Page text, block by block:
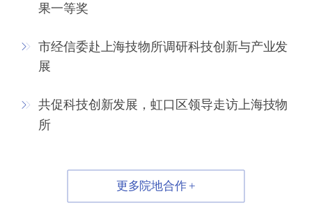
果一等奖
市经信委赴上海技物所调研科技创新与产业发
展
共促科技创新发展，虹口区领导走访上海技物
所
更多院地合作 +
更多通知公告 +
07-28 /
中国科学院上海营养与健康研
究所工程实验室诚聘研发助理